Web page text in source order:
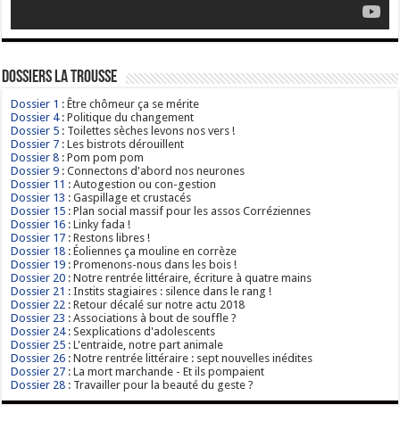
Dossiers La Trousse
Dossier 1 : Être chômeur ça se mérite
Dossier 4: Politique du changement
Dossier 5 : Toilettes sèches levons nos vers !
Dossier 7 : Les bistrots dérouillent
Dossier 8 : Pom pom pom
Dossier 9 : Connectons d'abord nos neurones
Dossier 11 : Autogestion ou con-gestion
Dossier 13 : Gaspillage et crustacés
Dossier 15 : Plan social massif pour les assos Corréziennes
Dossier 16 : Linky fada !
Dossier 17 : Restons libres !
Dossier 18 : Éoliennes ça mouline en corrèze
Dossier 19 : Promenons-nous dans les bois !
Dossier 20 : Notre rentrée littéraire, écriture à quatre mains
Dossier 21 : Instits stagiaires : silence dans le rang !
Dossier 22 : Retour décalé sur notre actu 2018
Dossier 23 : Associations à bout de souffle ?
Dossier 24: Sexplications d'adolescents
Dossier 25 : L'entraide, notre part animale
Dossier 26 : Notre rentrée littéraire : sept nouvelles inédites
Dossier 27 : La mort marchande - Et ils pompaient
Dossier 28 : Travailler pour la beauté du geste ?